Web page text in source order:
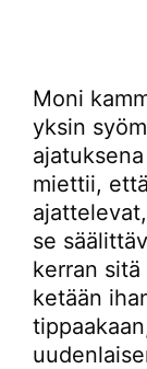
Moni
yksin
miettii,
se
kerran
ketään